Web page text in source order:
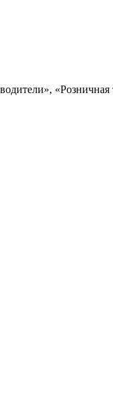
«Розничная